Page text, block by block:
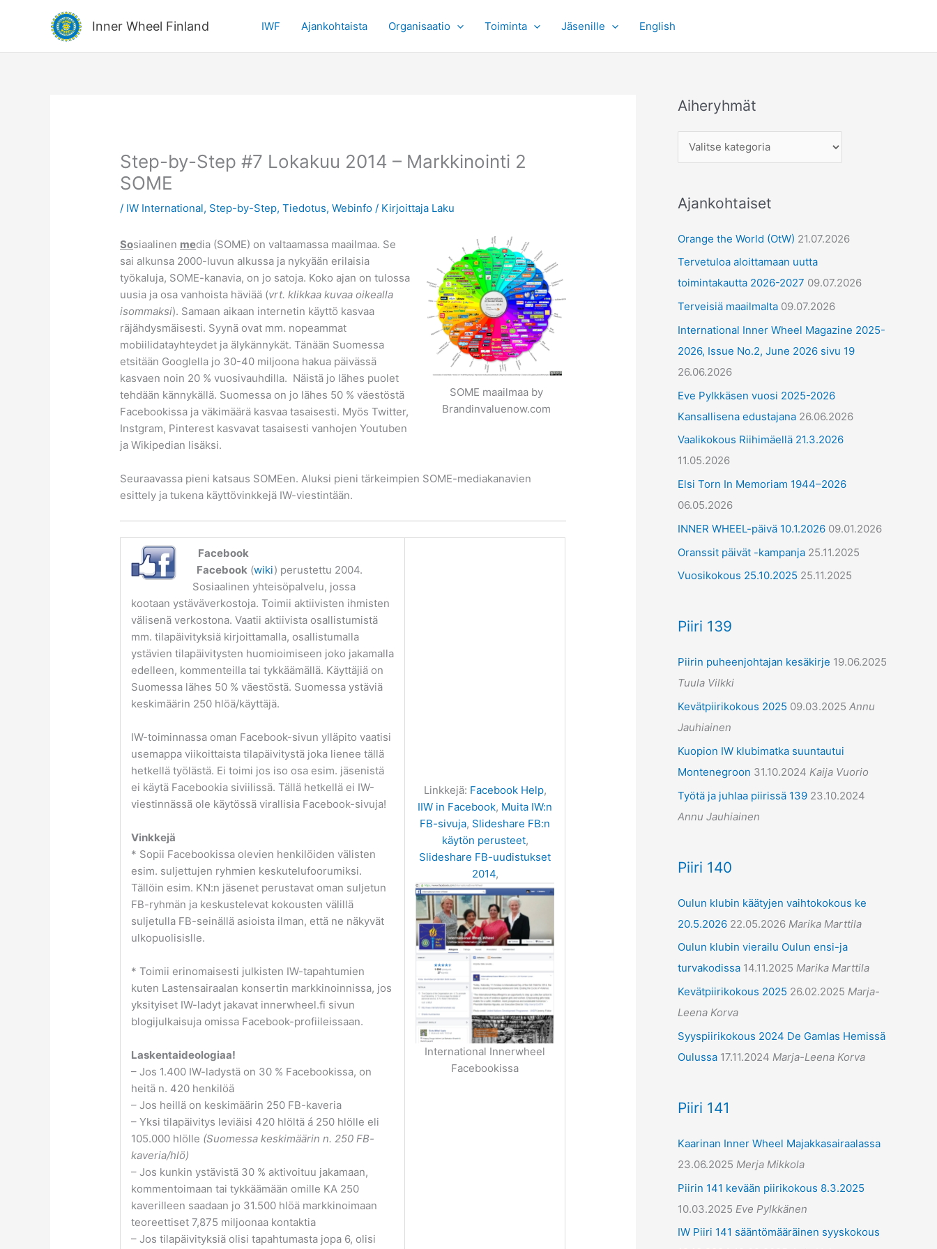
Inner Wheel Finland IWF Ajankohtaista Organisaatio Toiminta Jäsenille English
Step-by-Step #7 Lokakuu 2014 – Markkinointi 2
SOME
/ IW International, Step-by-Step,Tiedotus,Webinfo / Kirjoittaja Laku
SOME maailmaa by
Brandinvaluenow.com
Sosiaalinen media (SOME) on valtaamassa maailmaa. Se
sai alkunsa 2000-luvun alkussa ja nykyään erilaisia
työkaluja, SOME-kanavia, on jo satoja. Koko ajan on tulossa
uusia ja osa vanhoista häviää (vrt. klikkaa kuvaa oikealla
isommaksi). Samaan aikaan internetin käyttö kasvaa
räjähdysmäisesti. Syynä ovat mm. nopeammat
mobiilidatayhteydet ja älykännykät. Tänään Suomessa
etsitään Googlella jo 30-40 miljoona hakua päivässä
kasvaen noin 20 % vuosivauhdilla. Näistä jo lähes puolet
tehdään kännykällä. Suomessa on jo lähes 50 % väestöstä
Facebookissa ja väkimäärä kasvaa tasaisesti. Myös Twitter,
Instgram, Pinterest kasvavat tasaisesti vanhojen Youtuben
ja Wikipedian lisäksi.
Seuraavassa pieni katsaus SOMEen. Aluksi pieni tärkeimpien SOME-mediakanavien
esittely ja tukena käyttövinkkejä IW-viestintään.
Facebook
Facebook (wiki) perustettu 2004.
Sosiaalinen yhteisöpalvelu, jossa
kootaan ystäväverkostoja. Toimii aktiivisten ihmisten
välisenä verkostona. Vaatii aktiivista osallistumistä
mm. tilapäivityksiä kirjoittamalla, osallistumalla
ystävien tilapäivitysten huomioimiseen joko jakamalla
edelleen, kommenteilla tai tykkäämällä. Käyttäjiä on
Suomessa lähes 50 % väestöstä. Suomessa ystäviä
keskimäärin 250 hlöä/käyttäjä.
IW-toiminnassa oman Facebook-sivun ylläpito vaatisi
usemappa viikoittaista tilapäivitystä joka lienee tällä
hetkellä työlästä. Ei toimi jos iso osa esim. jäsenistä
ei käytä Facebookia siviilissä. Tällä hetkellä ei IW-
viestinnässä ole käytössä virallisia Facebook-sivuja!
Vinkkejä
* Sopii Facebookissa olevien henkilöiden välisten
esim. suljettujen ryhmien keskutelufoorumiksi.
Tällöin esim. KN:n jäsenet perustavat oman suljetun
FB-ryhmän ja keskustelevat kokousten välillä
suljetulla FB-seinällä asioista ilman, että ne näkyvät
ulkopuolisislle.
* Toimii erinomaisesti julkisten IW-tapahtumien
kuten Lastensairaalan konsertin markkinoinnissa, jos
yksityiset IW-ladyt jakavat innerwheel.fi sivun
blogijulkaisuja omissa Facebook-profiileissaan.
Laskentaideologiaa!
– Jos 1.400 IW-ladystä on 30 % Facebookissa, on
heitä n. 420 henkilöä
– Jos heillä on keskimäärin 250 FB-kaveria
– Yksi tilapäivitys leviäisi 420 hlöltä á 250 hlölle eli
105.000 hlölle (Suomessa keskimäärin n. 250 FB-
kaveria/hlö)
– Jos kunkin ystävistä 30 % aktivoituu jakamaan,
kommentoimaan tai tykkäämään omille KA 250
kaverilleen saadaan jo 31.500 hlöä markkinoimaan
teoreettiset 7,875 miljoonaa kontaktia
– Jos tilapäivityksiä olisi tapahtumasta jopa 6, olisi
Linkkejä: Facebook Help,
IIW in Facebook, Muita IW:n
FB-sivuja, Slideshare FB:n
käytön perusteet,
Slideshare FB-uudistukset
2014,
International Innerwheel
Facebookissa
Aiheryhmät
h
y
h
Ajankohtaiset
Orange the World (OtW) 21.07.2026
Tervetuloa aloittamaan uutta
toimintakautta 2026-2027 09.07.2026
Terveisiä maailmalta 09.07.2026
International Inner Wheel Magazine 2025-
2026, Issue No.2, June 2026 sivu 19
26.06.2026
Eve Pylkkäsen vuosi 2025-2026
Kansallisena edustajana 26.06.2026
Vaalikokous Riihimäellä 21.3.2026
11.05.2026
Elsi Torn In Memoriam 1944–2026
06.05.2026
INNER WHEEL-päivä 10.1.2026 09.01.2026
Oranssit päivät -kampanja 25.11.2025
Vuosikokous 25.10.2025 25.11.2025
Piiri 139
Piirin puheenjohtajan kesäkirje 19.06.2025
Tuula Vilkki
Kevätpiirikokous 2025 09.03.2025 Annu
Jauhiainen
Kuopion IW klubimatka suuntautui
Montenegroon 31.10.2024 Kaija Vuorio
Työtä ja juhlaa piirissä 139 23.10.2024
Annu Jauhiainen
Piiri 140
Oulun klubin käätyjen vaihtokokous ke
20.5.2026 22.05.2026 Marika Marttila
Oulun klubin vierailu Oulun ensi-ja
turvakodissa 14.11.2025 Marika Marttila
Kevätpiirikokous 2025 26.02.2025 Marja-
Leena Korva
Syyspiirikokous 2024 De Gamlas Hemissä
Oulussa 17.11.2024 Marja-Leena Korva
Piiri 141
Kaarinan Inner Wheel Majakkasairaalassa
23.06.2025 Merja Mikkola
Piirin 141 kevään piirikokous 8.3.2025
10.03.2025 Eve Pylkkänen
IW Piiri 141 sääntömääräinen syyskokous